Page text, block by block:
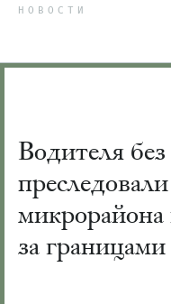
НОВОСТИ
Водителя
микрорайона
за